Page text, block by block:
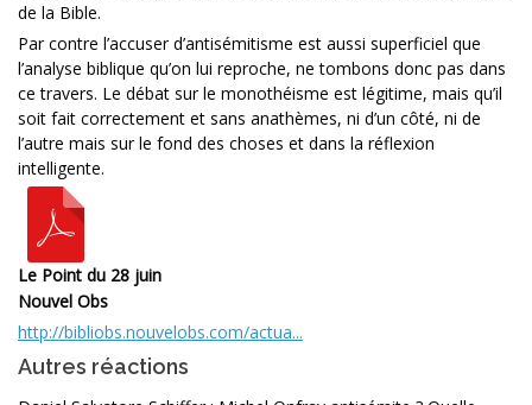
de la Bible.
Par contre l’accuser d’antisémitisme est aussi superficiel que
l’analyse biblique qu’on lui reproche, ne tombons donc pas dans
ce travers. Le débat sur le monothéisme est légitime, mais qu’il
soit fait correctement et sans anathèmes, ni d’un côté, ni de
l’autre mais sur le fond des choses et dans la réflexion
intelligente.
Le Point du 28 juin
Nouvel Obs
http://bibliobs.nouvelobs.com/actua...
Autres réactions